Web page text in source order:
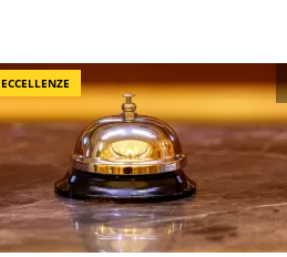
ECCELLENZE